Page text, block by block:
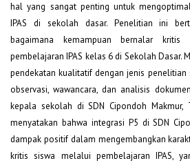
hal yang sangat penting untuk
IPAS di sekolah dasar. Penelitian ini
bagaimana kemampuan bernalar kritis
pembelajaran IPAS kelas 6 di Sekolah Dasar.
pendekatan kualitatif dengan jenis penelitian
observasi, wawancara, dan analisis
kepala sekolah di SDN Cipondoh Makmur,
menyatakan bahwa integrasi P5 di SDN
dampak positif dalam mengembangkan
kritis siswa melalui pembelajaran IPAS,